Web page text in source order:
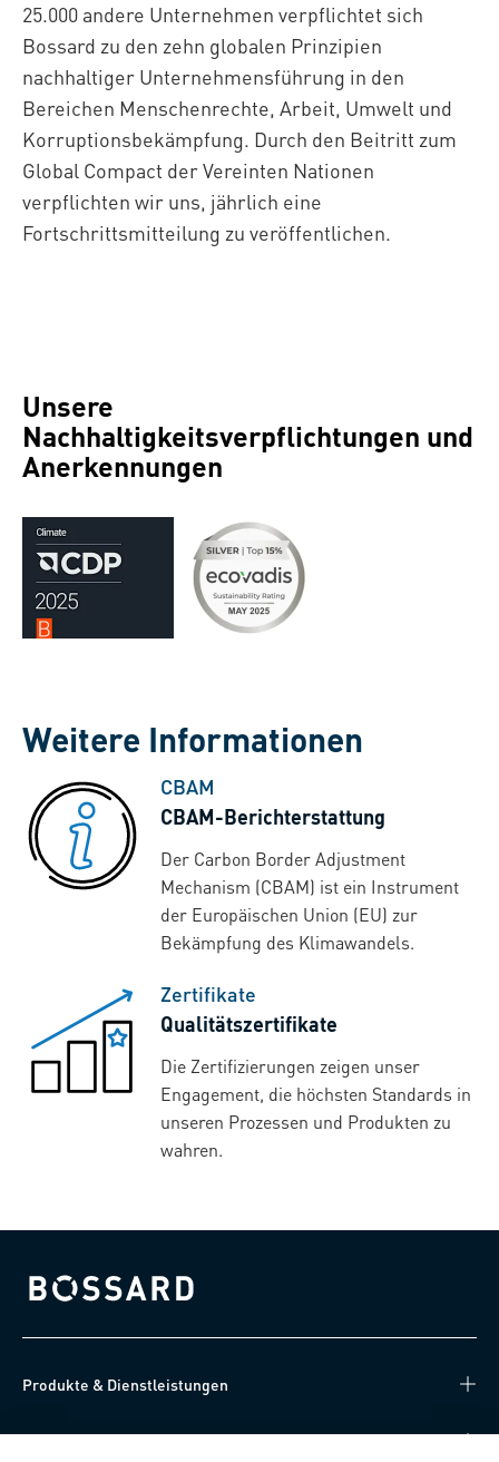
25.000 andere Unternehmen verpflichtet sich
Bossard zu den zehn globalen Prinzipien
nachhaltiger Unternehmensführung in den
Bereichen Menschenrechte, Arbeit, Umwelt und
Korruptionsbekämpfung. Durch den Beitritt zum
Global Compact der Vereinten Nationen
verpflichten wir uns, jährlich eine
Fortschrittsmitteilung zu veröffentlichen.
Unsere
Nachhaltigkeitsverpflichtungen und
Anerkennungen
Weitere Informationen
CBAM
CBAM-Berichterstattung
Der Carbon Border Adjustment
Mechanism (CBAM) ist ein Instrument
der Europäischen Union (EU) zur
Bekämpfung des Klimawandels.
Zertifikate
Qualitätszertifikate
Die Zertifizierungen zeigen unser
Engagement, die höchsten Standards in
unseren Prozessen und Produkten zu
wahren.
Bossard homepage
Produkte & Dienstleistungen
Wissen